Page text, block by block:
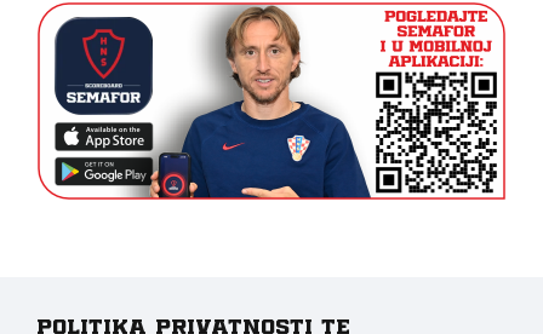
Politika privatnosti te